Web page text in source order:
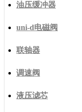
油压缓冲器
uni-d电磁阀
联轴器
调速阀
液压滤芯